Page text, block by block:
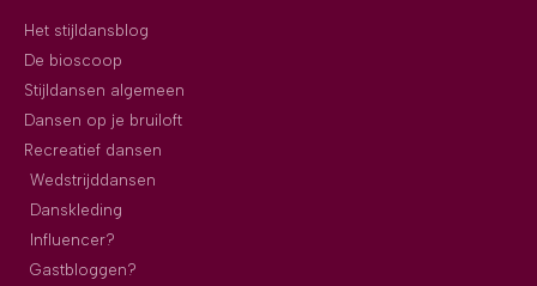
Het stijldansblog
De bioscoop
Stijldansen algemeen
Dansen op je bruiloft
Recreatief dansen
Wedstrijddansen
Danskleding
Influencer?
Gastbloggen?